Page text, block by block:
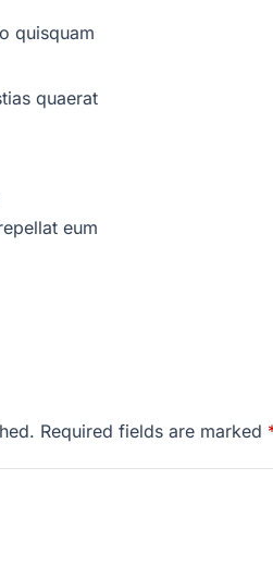
quisquam
quaerat
eum
Required fields are marked